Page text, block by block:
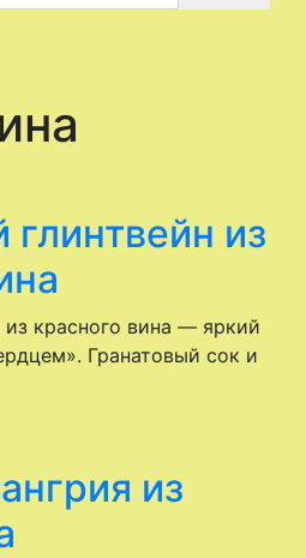
глинтвейн из
из красного вина — яркий
Гранатовый сок и
из